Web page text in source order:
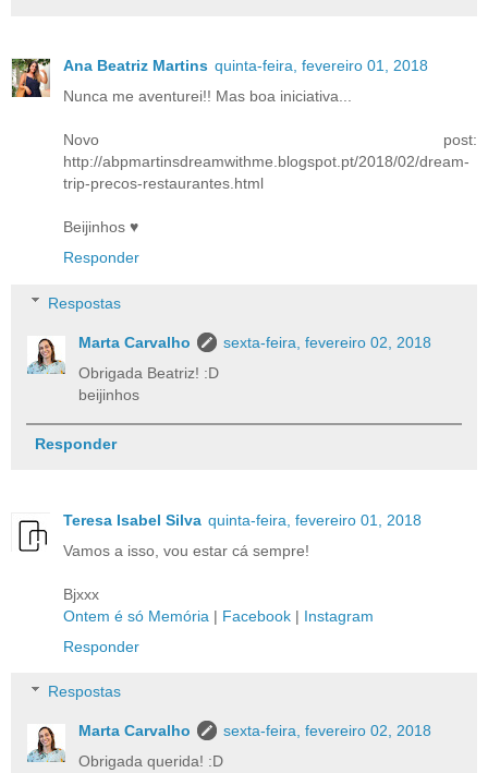
Ana Beatriz Martins quinta-feira, fevereiro 01, 2018
Nunca me aventurei!! Mas boa iniciativa...
Novo post:
http://abpmartinsdreamwithme.blogspot.pt/2018/02/dream-
trip-precos-restaurantes.html
Beijinhos ♥
Responder
Respostas
Marta Carvalho
sexta-feira, fevereiro 02, 2018
Obrigada Beatriz! :D
beijinhos
Responder
Teresa Isabel Silva quinta-feira, fevereiro 01, 2018
Vamos a isso, vou estar cá sempre!
Bjxxx
Ontem é só Memória | Facebook | Instagram
Responder
Respostas
Marta Carvalho
sexta-feira, fevereiro 02, 2018
Obrigada querida! :D